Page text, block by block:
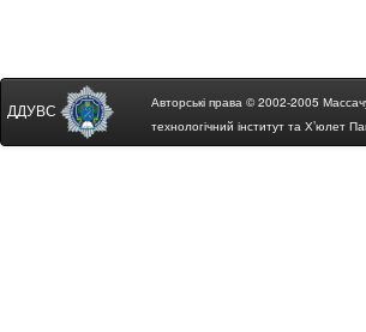
ДДУВС
Авторські права © 2002-2005
технологічний інститут та Х’юлет